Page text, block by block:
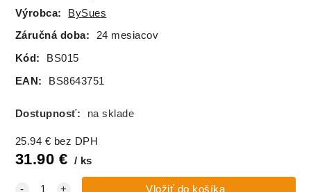
Výrobca: BySues
Záručná doba: 24 mesiacov
Kód: BS015
EAN: BS8643751
Dostupnosť: na sklade
25.94 € bez DPH
31.90 € ks